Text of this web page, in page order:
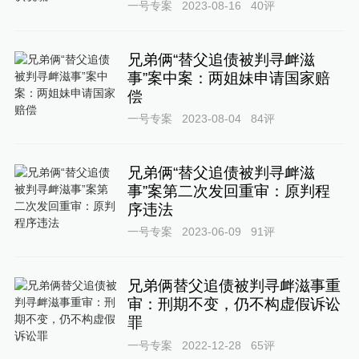
一号专案 2023-08-16 40评
兄弟俩“替父追债被判寻衅滋
事”案中案：两姐妹申请国家赔
偿
一号专案 2023-08-04 84评
兄弟俩“替父追债被判寻衅滋
事”案第二次发回重审：原判程
序违法
一号专案 2023-06-09 91评
兄弟俩替父追债被判寻衅滋事重
审：刑期不变，仍不构虚假诉讼
罪
一号专案 2022-12-28 65评